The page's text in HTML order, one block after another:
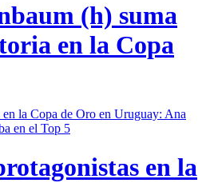
(h) suma
en la Copa
en la